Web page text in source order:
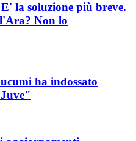
la soluzione più breve.
Non lo
ha indossato